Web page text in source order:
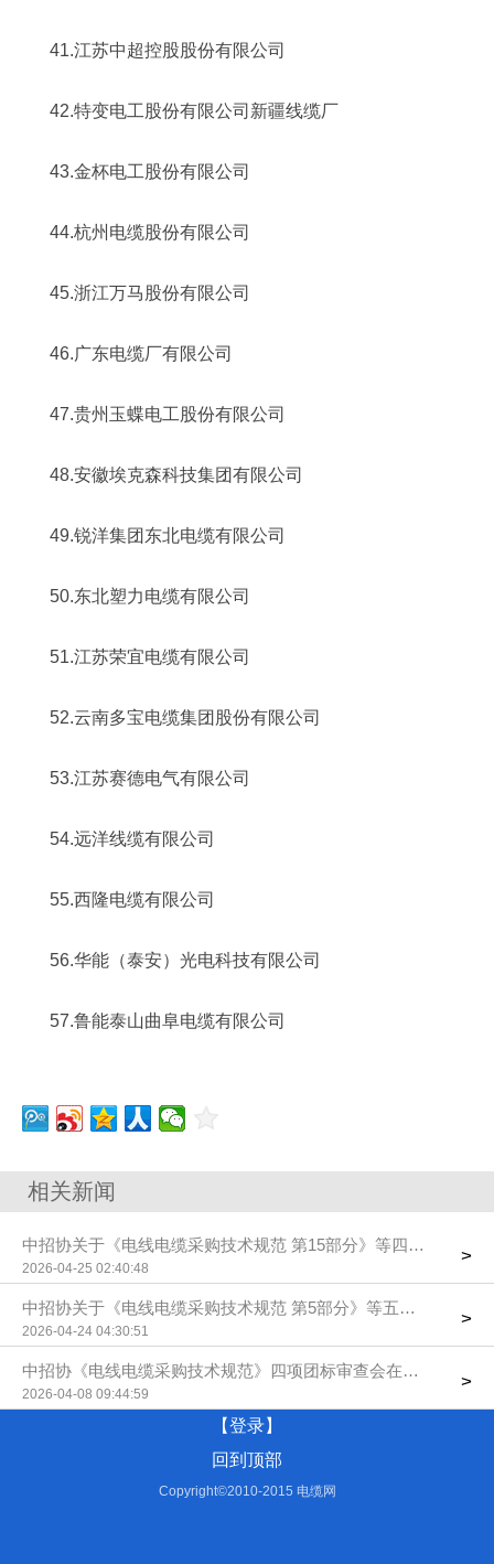
41.江苏中超控股股份有限公司
42.特变电工股份有限公司新疆线缆厂
43.金杯电工股份有限公司
44.杭州电缆股份有限公司
45.浙江万马股份有限公司
46.广东电缆厂有限公司
47.贵州玉蝶电工股份有限公司
48.安徽埃克森科技集团有限公司
49.锐洋集团东北电缆有限公司
50.东北塑力电缆有限公司
51.江苏荣宜电缆有限公司
52.云南多宝电缆集团股份有限公司
53.江苏赛德电气有限公司
54.远洋线缆有限公司
55.西隆电缆有限公司
56.华能（泰安）光电科技有限公司
57.鲁能泰山曲阜电缆有限公司
相关新闻
中招协关于《电线电缆采购技术规范 第15部分》等四项团标送
2026-04-25 02:40:48
>
中招协关于《电线电缆采购技术规范 第5部分》等五项团标送审
2026-04-24 04:30:51
>
中招协《电线电缆采购技术规范》四项团标审查会在京召开
2026-04-08 09:44:59
>
【登录】
回到顶部
Copyright©2010-2015 电缆网